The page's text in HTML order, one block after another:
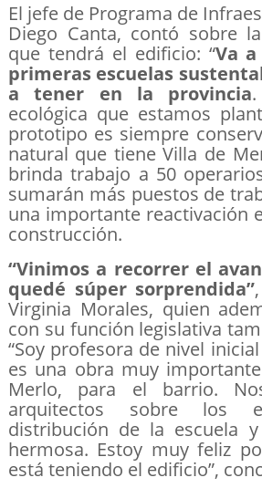
El jefe de Programa de
Diego Canta, contó sobre
que tendrá el edificio: “Va
primeras escuelas
a tener en la provincia
ecológica que estamos
prototipo es siempre
natural que tiene Villa de
brinda trabajo a 50
sumarán más puestos de
una importante reactivación
construcción.
“Vinimos a recorrer el
quedé súper sorprendida”
Virginia Morales, quien
con su función legislativa
“Soy profesora de nivel
es una obra muy
Merlo, para el barrio.
arquitectos sobre los
distribución de la escuela
hermosa. Estoy muy feliz
está teniendo el edificio”,